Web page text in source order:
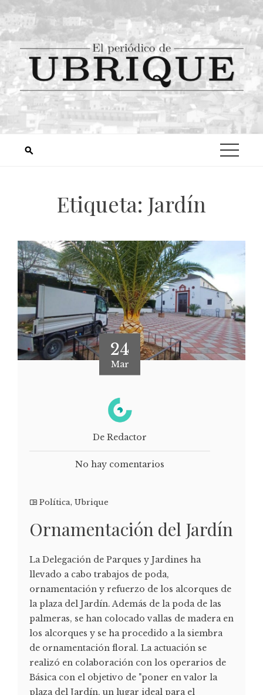
Etiqueta: Jardín
24
Mar
De Redactor
No hay comentarios
Política, Ubrique
Ornamentación del Jardín
La Delegación de Parques y Jardines ha
llevado a cabo trabajos de poda,
ornamentación y refuerzo de los alcorques de
la plaza del Jardín. Además de la poda de las
palmeras, se han colocado vallas de madera en
los alcorques y se ha procedido a la siembra
de ornamentación floral. La actuación se
realizó en colaboración con los operarios de
Básica con el objetivo de "poner en valor la
plaza del Jardín, un lugar ideal para el